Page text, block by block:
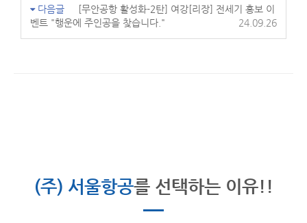
다음글
[무안공항 활성화-2탄] 여강[리장] 전세기 홍보 이
벤트 "행운에 주인공을 찾습니다."
24.09.26
(주) 서울항공를 선택하는 이유!!